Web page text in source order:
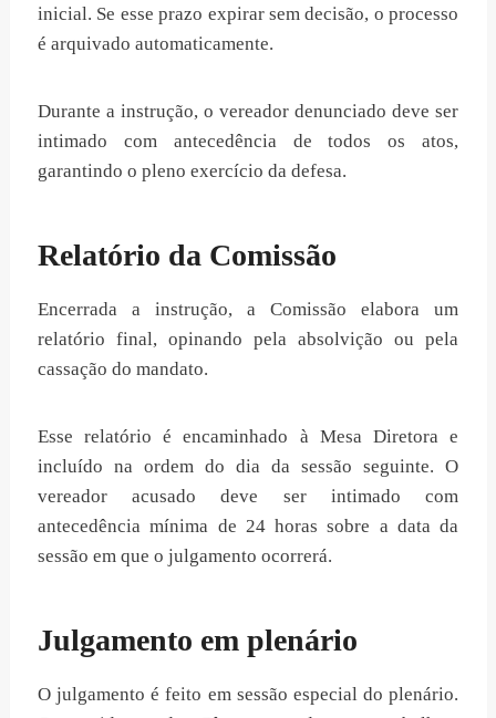
inicial. Se esse prazo expirar sem decisão, o processo
é arquivado automaticamente.
Durante a instrução, o vereador denunciado deve ser
intimado com antecedência de todos os atos,
garantindo o pleno exercício da defesa.
Relatório da Comissão
Encerrada a instrução, a Comissão elabora um
relatório final, opinando pela absolvição ou pela
cassação do mandato.
Esse relatório é encaminhado à Mesa Diretora e
incluído na ordem do dia da sessão seguinte. O
vereador acusado deve ser intimado com
antecedência mínima de 24 horas sobre a data da
sessão em que o julgamento ocorrerá.
Julgamento em plenário
O julgamento é feito em sessão especial do plenário.